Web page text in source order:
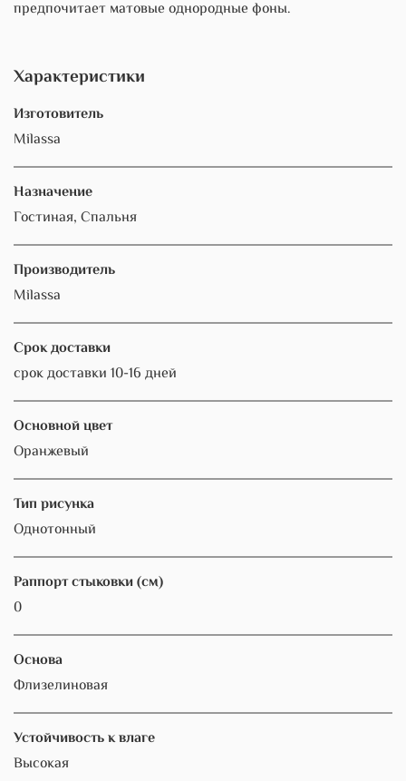
предпочитает матовые однородные фоны.
Характеристики
Изготовитель
Milassa
Назначение
Гостиная, Спальня
Производитель
Milassa
Срок доставки
срок доставки 10-16 дней
Основной цвет
Оранжевый
Тип рисунка
Однотонный
Раппорт стыковки (см)
0
Основа
Флизелиновая
Устойчивость к влаге
Высокая